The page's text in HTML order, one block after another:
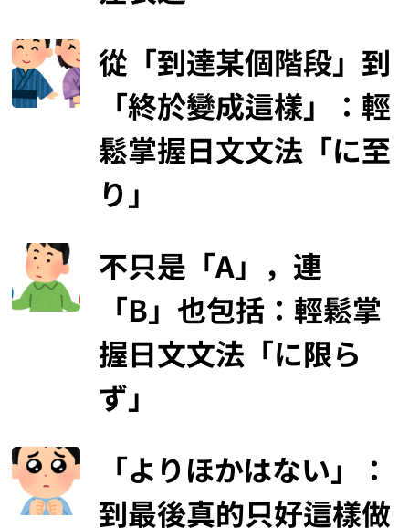
從「到達某個階段」到
「終於變成這樣」：輕
鬆掌握日文文法「に至
り」
不只是「A」，連
「B」也包括：輕鬆掌
握日文文法「に限ら
ず」
「よりほかはない」：
到最後真的只好這樣做